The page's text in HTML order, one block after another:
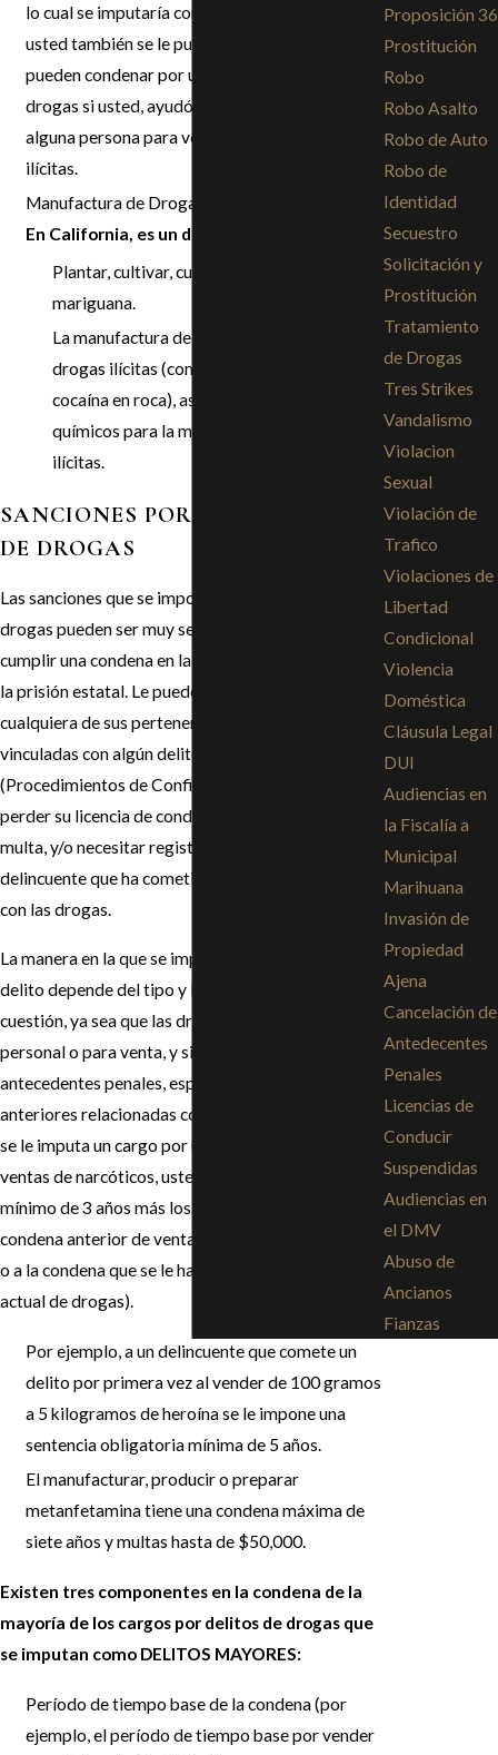
lo cual se imputaría como un delito menor. A
usted también se le puede imputar un cargo y lo
pueden condenar por un delito de tráfico de
drogas si usted, ayudó, instigó y conspiró con
alguna persona para vender o comprar drogas
ilícitas.
Manufactura de Drogas
En California, es un delito mayor:
Plantar, cultivar, cuidar o cosechar
mariguana.
La manufactura de estupefacientes o
drogas ilícitas (como metanfetamina o
cocaína en roca), así como la posesión de los
químicos para la manufactura de drogas
ilícitas.
SANCIONES POR LOS DELITOS
DE DROGAS
Las sanciones que se imponen por los delitos de
drogas pueden ser muy serias. Usted podría
cumplir una condena en la cárcel del condado o en
la prisión estatal. Le pueden confiscar su auto o
cualquiera de sus pertenencias que estén
vinculadas con algún delito relacionado con drogas
(Procedimientos de Confiscación). Usted podría
perder su licencia de conducir, tener que pagar una
multa, y/o necesitar registrarse como un
delincuente que ha cometido delitos relacionados
con las drogas.
La manera en la que se imputa el cargo por este
delito depende del tipo y la cantidad de drogas en
cuestión, ya sea que las drogas hayan sido para uso
personal o para venta, y si el acusado tiene
antecedentes penales, especialmente condenas
anteriores relacionadas con las drogas. (Si a usted
se le imputa un cargo por un segundo delito por
ventas de narcóticos, usted se enfrenta a un
mínimo de 3 años más los agravantes por la
condena anterior de venta que se agrega al tiempo
o a la condena que se le ha impuesto por su delito
actual de drogas).
Por ejemplo, a un delincuente que comete un
delito por primera vez al vender de 100 gramos
a 5 kilogramos de heroína se le impone una
sentencia obligatoria mínima de 5 años.
El manufacturar, producir o preparar
metanfetamina tiene una condena máxima de
siete años y multas hasta de $50,000.
Existen tres componentes en la condena de la
mayoría de los cargos por delitos de drogas que
se imputan como DELITOS MAYORES:
Período de tiempo base de la condena (por
ejemplo, el período de tiempo base por vender
Proposición 36
Prostitución
Robo
Robo Asalto
Robo de Auto
Robo de
Identidad
Secuestro
Solicitación y
Prostitución
Tratamiento
de Drogas
Tres Strikes
Vandalismo
Violacion
Sexual
Violación de
Trafico
Violaciones de
Libertad
Condicional
Violencia
Doméstica
Cláusula Legal
DUI
Audiencias en
la Fiscalía a
Municipal
Marihuana
Invasión de
Propiedad
Ajena
Cancelación de
Antedecentes
Penales
Licencias de
Conducir
Suspendidas
Audiencias en
el DMV
Abuso de
Ancianos
Fianzas